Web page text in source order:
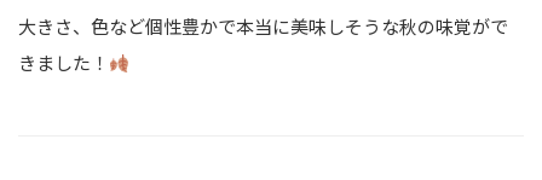
大きさ、色など個性豊かで本当に美味しそうな秋の味覚がで
きました！